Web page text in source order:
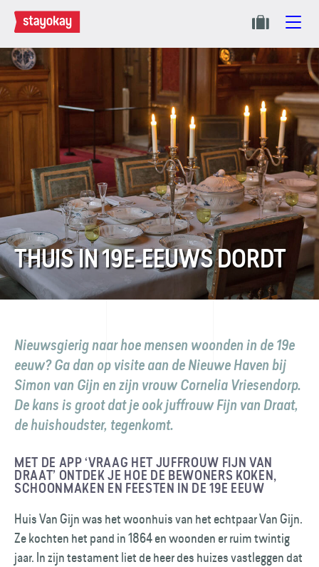
THUIS IN 19E-EEUWS DORDT
Nieuwsgierig naar hoe mensen woonden in de 19e
eeuw? Ga dan op visite aan de Nieuwe Haven bij
Simon van Gijn en zijn vrouw Cornelia Vriesendorp.
De kans is groot dat je ook juffrouw Fijn van Draat,
de huishoudster, tegenkomt.
MET DE APP ‘VRAAG HET JUFFROUW FIJN VAN
DRAAT’ ONTDEK JE HOE DE BEWONERS KOKEN,
SCHOONMAKEN EN FEESTEN IN DE 19E EEUW
Huis Van Gijn was het woonhuis van het echt­paar Van Gijn.
Ze kochten het pand in 1864 en woonden er ruim twintig
jaar. In zijn testament liet de heer des huizes vastleggen dat